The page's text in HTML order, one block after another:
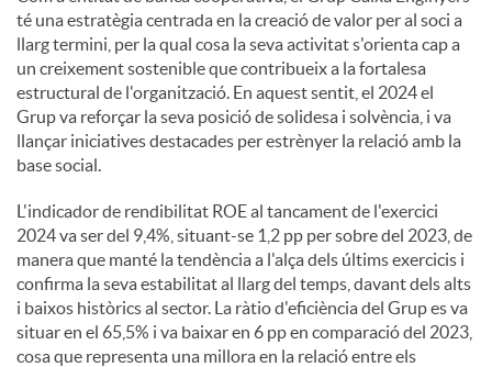
té una estratègia centrada en la creació de valor per al soci a
llarg termini, per la qual cosa la seva activitat s'orienta cap a
un creixement sostenible que contribueix a la fortalesa
estructural de l'organització. En aquest sentit, el 2024 el
Grup va reforçar la seva posició de solidesa i solvència, i va
llançar iniciatives destacades per estrènyer la relació amb la
base social.
L'indicador de rendibilitat ROE al tancament de l'exercici
2024 va ser del 9,4%, situant-se 1,2 pp per sobre del 2023, de
manera que manté la tendència a l'alça dels últims exercicis i
confirma la seva estabilitat al llarg del temps, davant dels alts
i baixos històrics al sector. La ràtio d'eficiència del Grup es va
situar en el 65,5% i va baixar en 6 pp en comparació del 2023,
cosa que representa una millora en la relació entre els